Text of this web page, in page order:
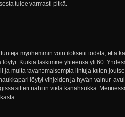
tulee varmasti pitkä.
myöhemmin voin ilokseni todeta, että
löytyi. Kurkia laskimme yhteensä yli 60.
ja muita tavanomaisempia lintuja kuten
löytyi vihjeiden ja hyvän vainun
sitten nähtiin vielä kanahaukka.